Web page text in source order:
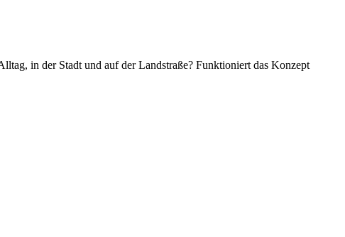
in der Stadt und auf der Landstraße? Funktioniert das Konzept